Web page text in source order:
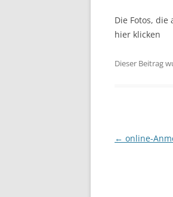
Die Fotos,
hier klicken
Dieser Beitrag
← online-